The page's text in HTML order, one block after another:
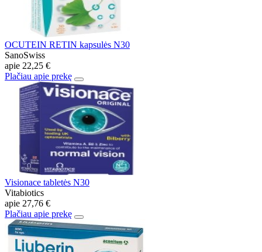
OCUTEIN RETIN kapsulės N30
SanoSwiss
apie 22,25 €
Plačiau apie prekę
Visionace tabletės N30
Vitabiotics
apie 27,76 €
Plačiau apie prekę